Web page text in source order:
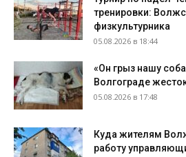
тренировки:
физкультурника
05.08.2026 в 18:44
«Он грыз нашу
Волгограде
05.08.2026 в 17:48
Куда жителям
работу